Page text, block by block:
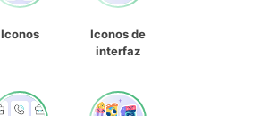
Iconos
Iconos de
interfaz